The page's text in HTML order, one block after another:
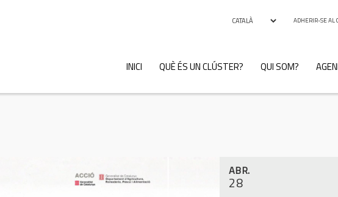
ADHERIR-SE AL
INICI QUÈ ÉS UN CLÚSTER? QUI SOM?
ABR.
28